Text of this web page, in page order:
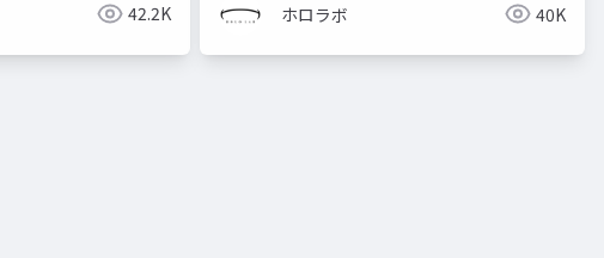
42.2K ホロラボ 40K